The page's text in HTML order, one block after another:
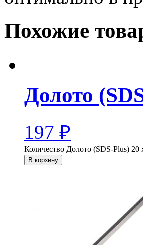
Похожие
Долото
197 ₽
Количество Долото (SDS-Plus)
В корзину